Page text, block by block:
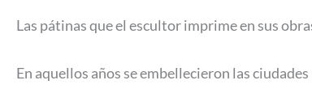
Las pátinas que el escultor imprime en sus
En aquellos años se embellecieron las